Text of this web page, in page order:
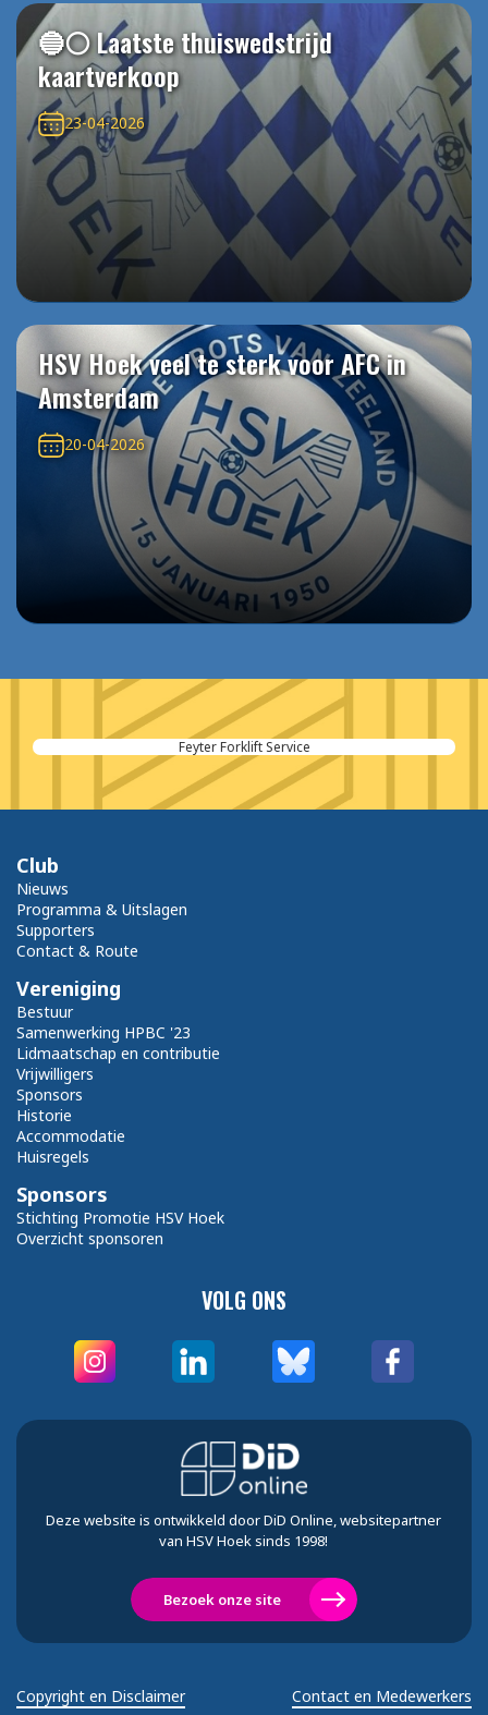
🔵⚪️ Laatste thuiswedstrijd
kaartverkoop
23-04-2026
HSV Hoek veel te sterk voor AFC in
Amsterdam
20-04-2026
Feyter Forklift Service
VOLG ONS
Club
Nieuws
Programma & Uitslagen
Supporters
Contact & Route
Vereniging
Bestuur
Samenwerking HPBC '23
Lidmaatschap en contributie
Vrijwilligers
Sponsors
Historie
Accommodatie
Huisregels
Sponsors
Stichting Promotie HSV Hoek
Overzicht sponsoren
Deze website is ontwikkeld door DiD Online, websitepartner
van HSV Hoek sinds 1998!
Bezoek onze site
Copyright en Disclaimer Contact en Medewerkers